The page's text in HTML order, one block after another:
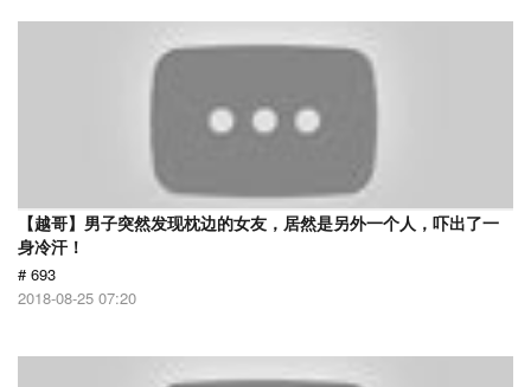
【越哥】男子突然发现枕边的女友，居然是另外一个人，吓出了一
身冷汗！
# 693
2018-08-25 07:20